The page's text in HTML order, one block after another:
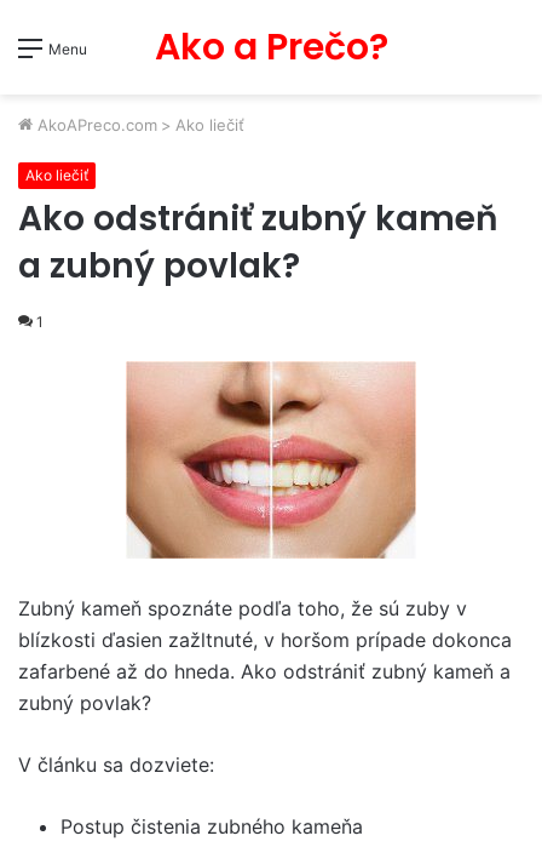
Menu Ako a Prečo?
AkoAPreco.com > Ako liečiť
Ako liečiť
Ako odstrániť zubný kameň
a zubný povlak?
1
Zubný kameň spoznáte podľa toho, že sú zuby v
blízkosti ďasien zažltnuté, v horšom prípade dokonca
zafarbené až do hneda. Ako odstrániť zubný kameň a
zubný povlak?
V článku sa dozviete:
Postup čistenia zubného kameňa